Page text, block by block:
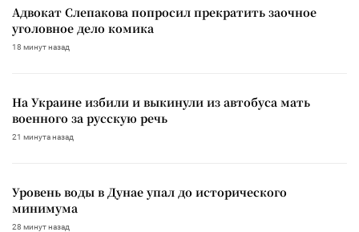
Адвокат Слепакова попросил прекратить заочное
уголовное дело комика
18 минут назад
На Украине избили и выкинули из автобуса мать
военного за русскую речь
21 минута назад
Уровень воды в Дунае упал до исторического
минимума
28 минут назад